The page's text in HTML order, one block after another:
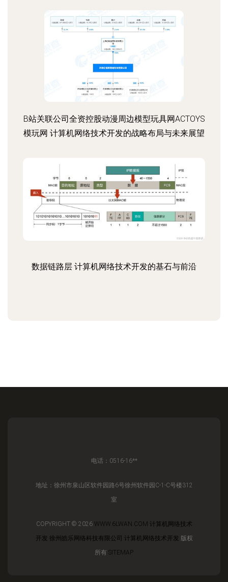
B站关联公司全资控股动漫周边模型玩具网ACTOYS
模玩网 计算机网络技术开发的战略布局与未来展望
数据链路层 计算机网络技术开发的基石与前沿
电话：0516-16**
地址：徐州市泉山区软件园路6号徐州软件园C-1-C号楼312
室
COPYRIGHT © 2026 WWW.6LWAN.COM 计算机网络技术
开发 徐州皓乐网络科技有限公司 计算机网络技术开发 版权
所有 SITEMAP